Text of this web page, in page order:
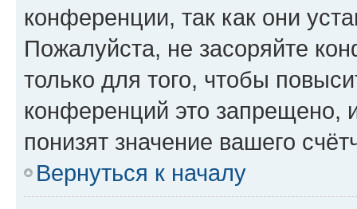
конференции, так как они
Пожалуйста, не засоряйте
только для того, чтобы
конференций это запрещено,
понизят значение вашего
Вернуться к началу